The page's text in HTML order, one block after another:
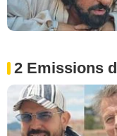
2 Emissions